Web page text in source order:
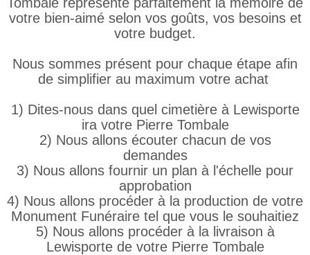
votre bien-aimé selon vos goûts, vos besoins et
votre budget.
Nous sommes présent pour chaque étape afin
de simplifier au maximum votre achat
1) Dites-nous dans quel cimetière à Lewisporte
ira votre Pierre Tombale
2) Nous allons écouter chacun de vos
demandes
3) Nous allons fournir un plan à l'échelle pour
approbation
4) Nous allons procéder à la production de votre
Monument Funéraire tel que vous le souhaitiez
5) Nous allons procéder à la livraison à
Lewisporte de votre Pierre Tombale